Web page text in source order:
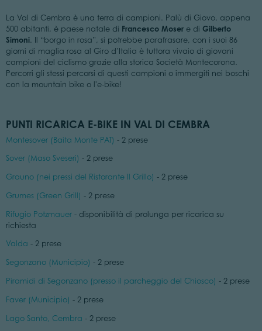
La Val di Cembra è una terra di campioni. Palù di Giovo, appena
500 abitanti, è paese natale di Francesco Mosere di Gilberto
Simoni. Il “borgo in rosa”, si potrebbe parafrasare, con i suoi 86
giorni di maglia rosa al Giro d’Italia è tuttora vivaio di giovani
campioni del ciclismo grazie alla storica Società Montecorona.
Percorri gli stessi percorsi di questi campioni o immergiti nei boschi
con la mountain bike o l'e-bike!
PUNTI RICARICA E-BIKE IN VAL DI CEMBRA
Montesover (Baita Monte PAT) - 2 prese
Sover (Maso Sveseri) - 2 prese
Grauno (nei pressi del Ristorante Il Grillo) - 2 prese
Grumes (Green Grill) - 2 prese
Rifugio Potzmauer- disponibilità di prolunga per ricarica su
richiesta
Valda - 2 prese
Segonzano (Municipio) - 2 prese
Piramidi di Segonzano (presso il parcheggio del Chiosco) - 2 prese
Faver (Municipio) - 2 prese
Lago Santo, Cembra - 2 prese